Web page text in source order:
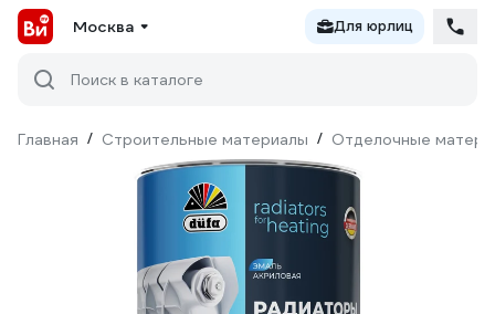
Москва Для юрлиц
Поиск в каталоге
Главная / Строительные материалы / Отделочные